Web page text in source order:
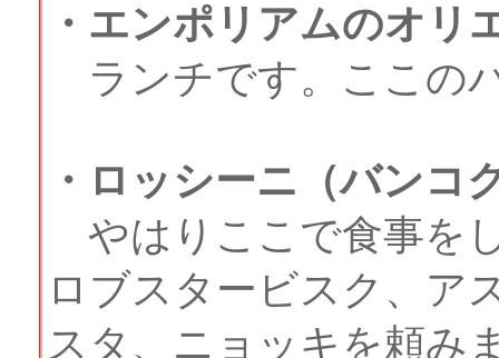
・エンポリアムのオリ
ランチです。ここの
・ロッシーニ（バンコ
やはりここで食事を
ロブスタービスク、ア
スタ、ニョッキを頼み